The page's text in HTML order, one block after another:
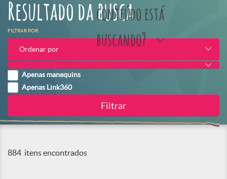
conteúdo está
buscando?
Resultado da busca
FILTRAR POR:
Ordenar por
Apenas manequins
Apenas Link360
884 itens encontrados